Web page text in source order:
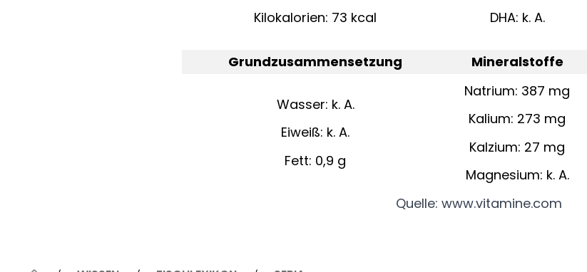
Kilokalorien: 73 kcal
DHA: k. A.
Grundzusammensetzung
Mineralstoffe
Wasser: k. A.
Eiweiß: k. A.
Fett: 0,9 g
Natrium: 387 mg
Kalium: 273 mg
Kalzium: 27 mg
Magnesium: k. A.
Quelle: www.vitamine.com